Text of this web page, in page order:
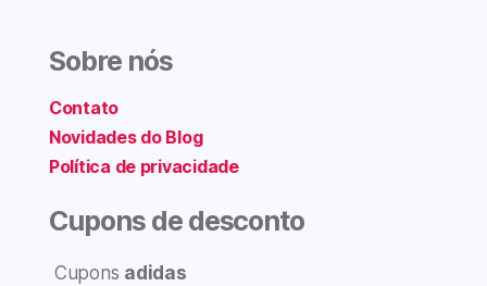
Sobre nós
Contato
Novidades do Blog
Política de privacidade
Cupons de desconto
Cupons adidas